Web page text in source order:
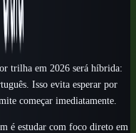
trilha em 2026 será híbrida:
Isso evita esperar por
começar imediatamente.
é estudar com foco direto em